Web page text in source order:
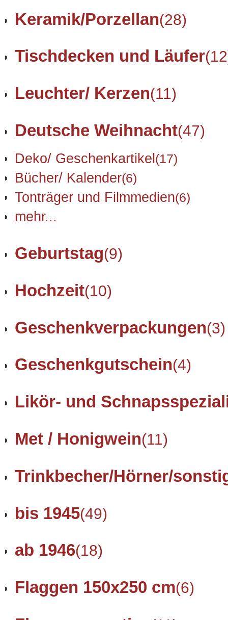
Keramik/Porzellan(28)
Tischdecken und Läufer
Leuchter/ Kerzen(11)
Deutsche Weihnacht(47)
Deko/ Geschenkartikel(17)
Bücher/ Kalender(6)
Tonträger und Filmmedien(6)
mehr...
Geburtstag(9)
Hochzeit(10)
Geschenkverpackungen(3)
Geschenkgutschein(4)
Likör- und
Met / Honigwein(11)
Trinkbecher/Hörner/
bis 1945(49)
ab 1946(18)
Flaggen 150x250 cm(6)